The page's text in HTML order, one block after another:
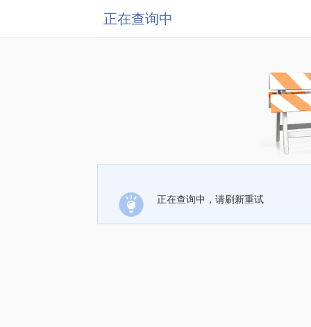
正在查询中
正在查询中，请刷新重试